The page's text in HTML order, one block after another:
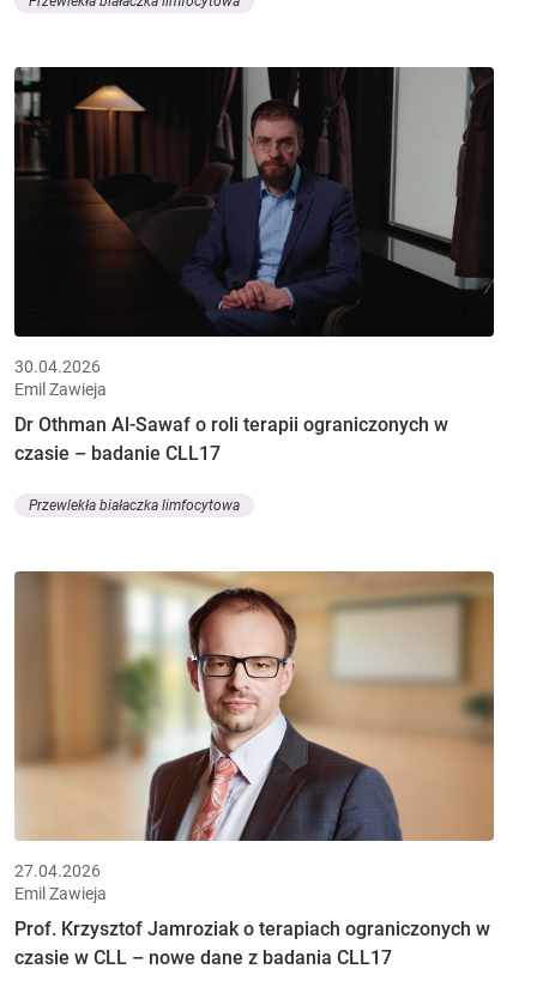
30.04.2026
Emil Zawieja
Dr Othman Al-Sawaf o roli terapii ograniczonych w
czasie – badanie CLL17
Przewlekła białaczka limfocytowa
27.04.2026
Emil Zawieja
Prof. Krzysztof Jamroziak o terapiach ograniczonych w
czasie w CLL – nowe dane z badania CLL17